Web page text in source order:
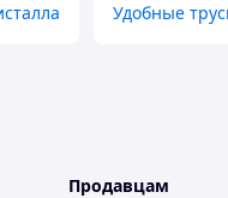
Удобные
Продавцам